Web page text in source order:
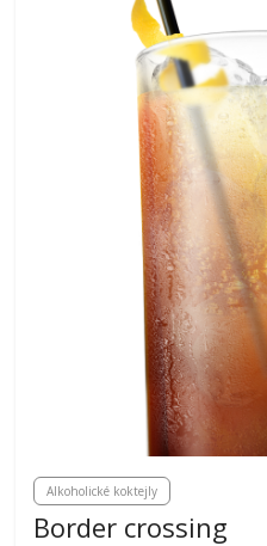
Alkoholické koktejly
Border crossing